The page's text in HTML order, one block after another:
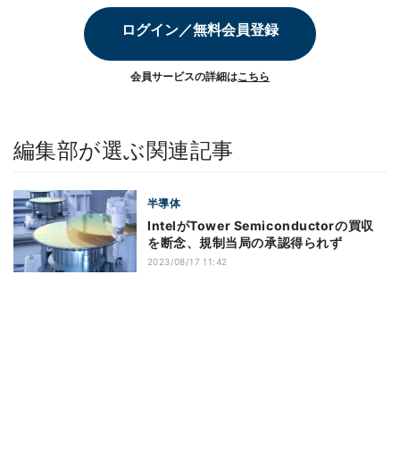
ログイン／無料会員登録
会員サービスの詳細はこちら
編集部が選ぶ関連記事
半導体
IntelがTower Semiconductorの買収
を断念、規制当局の承認得られず
2023/08/17 11:42